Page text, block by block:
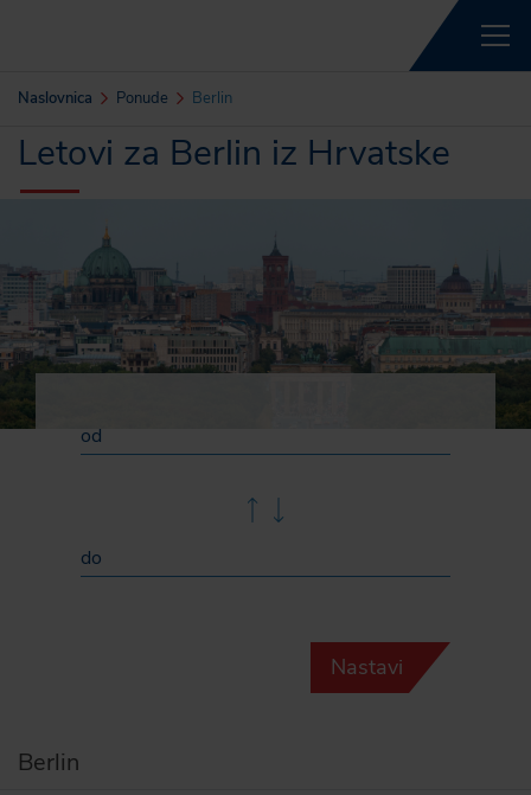
Naslovnica Ponude Berlin
Letovi za Berlin iz Hrvatske
od
do
Nastavi
Berlin